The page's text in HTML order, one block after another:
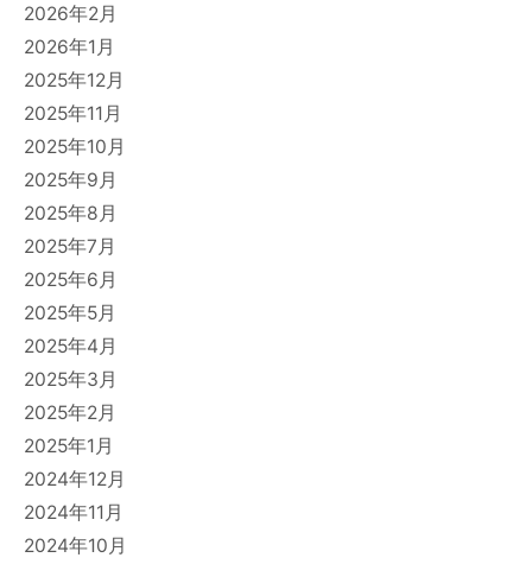
2026年2月
2026年1月
2025年12月
2025年11月
2025年10月
2025年9月
2025年8月
2025年7月
2025年6月
2025年5月
2025年4月
2025年3月
2025年2月
2025年1月
2024年12月
2024年11月
2024年10月